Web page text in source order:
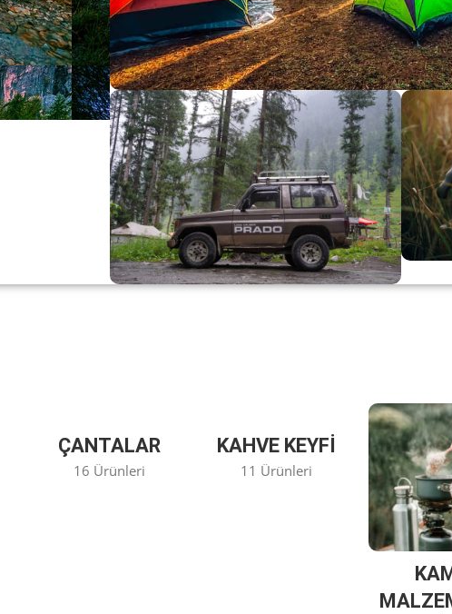
Büyük Yaz İndirimi
0
Günler
00
Hr
00
Min
00
SSK
Alışverişe Başla
ÇANTALAR
16 Ürünleri
KAHVE KEYFİ
11 Ürünleri